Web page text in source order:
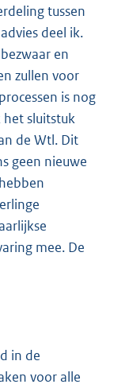
tussen
deel ik.
en
zullen voor
is nog
sluitstuk
de Wtl. Dit
geen nieuwe
mee. De
in de
voor alle